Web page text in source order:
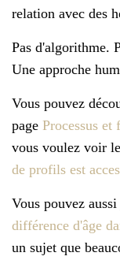
relation avec des
Pas d'algorithme.
Une approche
Vous pouvez
page Processus
vous voulez voir
de profils est
Vous pouvez
différence d'âge
un sujet que